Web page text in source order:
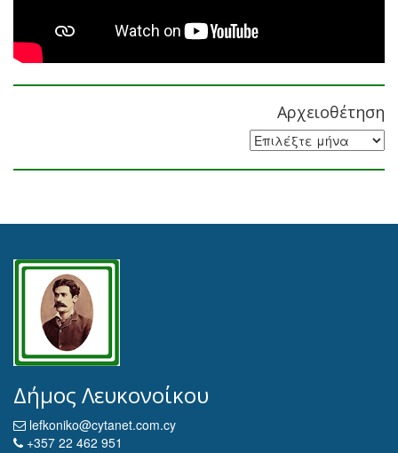
Αρχειοθέτηση
Αρχειοθέτηση
Δήμος Λευκονοίκου
lefkoniko@cytanet.com.cy
+357 22 462 951